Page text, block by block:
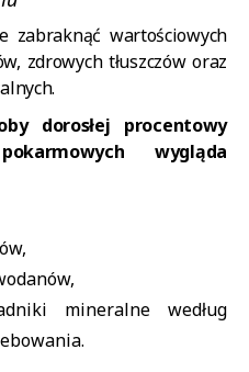
zabraknąć wartościowych
zdrowych tłuszczów oraz
dorosłej procentowy
wygląda
mineralne według